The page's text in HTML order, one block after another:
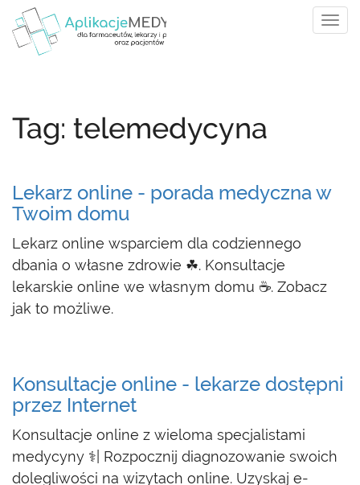
Tag: telemedycyna
Lekarz online - porada medyczna w
Twoim domu
Lekarz online wsparciem dla codziennego
dbania o własne zdrowie ☘. Konsultacje
lekarskie online we własnym domu ☕. Zobacz
jak to możliwe.
Konsultacje online - lekarze dostępni
przez Internet
Konsultacje online z wieloma specjalistami
medycyny ⚕| Rozpocznij diagnozowanie swoich
dolegliwości na wizytach online. Uzyskaj e-